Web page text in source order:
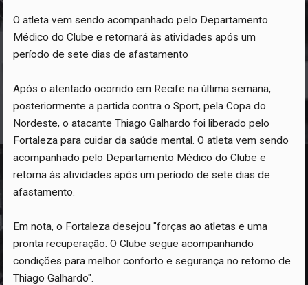
O atleta vem sendo acompanhado pelo Departamento
Médico do Clube e retornará às atividades após um
período de sete dias de afastamento
Após o atentado ocorrido em Recife na última semana,
posteriormente a partida contra o Sport, pela Copa do
Nordeste, o atacante Thiago Galhardo foi liberado pelo
Fortaleza para cuidar da saúde mental. O atleta vem sendo
acompanhado pelo Departamento Médico do Clube e
retorna às atividades após um período de sete dias de
afastamento.
Em nota, o Fortaleza desejou "forças ao atletas e uma
pronta recuperação. O Clube segue acompanhando
condições para melhor conforto e segurança no retorno de
Thiago Galhardo".